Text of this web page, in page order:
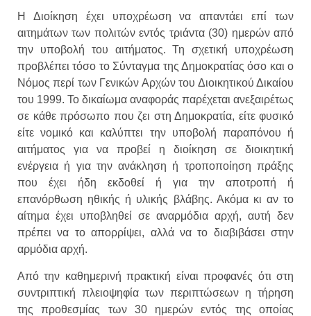
Η Διοίκηση έχει υποχρέωση να απαντάει επί των
αιτημάτων των πολιτών εντός τριάντα (30) ημερών από
την υποβολή του αιτήματος. Τη σχετική υποχρέωση
προβλέπει τόσο το Σύνταγμα της Δημοκρατίας όσο και ο
Νόμος περί των Γενικών Αρχών του Διοικητικού Δικαίου
του 1999. Το δικαίωμα αναφοράς παρέχεται ανεξαιρέτως
σε κάθε πρόσωπο που ζει στη Δημοκρατία, είτε φυσικό
είτε νομικό και καλύπτει την υποβολή παραπόνου ή
αιτήματος για να προβεί η διοίκηση σε διοικητική
ενέργεια ή για την ανάκληση ή τροποποίηση πράξης
που έχει ήδη εκδοθεί ή για την αποτροπή ή
επανόρθωση ηθικής ή υλικής βλάβης. Ακόμα κι αν το
αίτημα έχει υποβληθεί σε αναρμόδια αρχή, αυτή δεν
πρέπει να το απορρίψει, αλλά να το διαβιβάσει στην
αρμόδια αρχή.
Από την καθημερινή πρακτική είναι προφανές ότι στη
συντριπτική πλειοψηφία των περιπτώσεων η τήρηση
της προθεσμίας των 30 ημερών εντός της οποίας